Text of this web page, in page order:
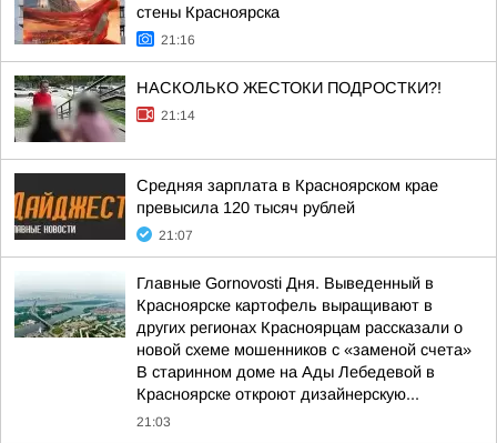
стены Красноярска
21:16
НАСКОЛЬКО ЖЕСТОКИ ПОДРОСТКИ?!
21:14
Средняя зарплата в Красноярском крае
превысила 120 тысяч рублей
21:07
Главные Gornovosti Дня. Выведенный в
Красноярске картофель выращивают в
других регионах Красноярцам рассказали о
новой схеме мошенников с «заменой счета»
В старинном доме на Ады Лебедевой в
Красноярске откроют дизайнерскую...
21:03